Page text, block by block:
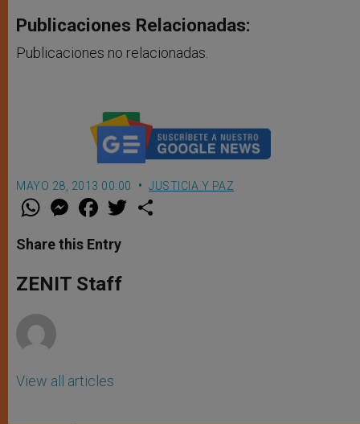
Publicaciones Relacionadas:
Publicaciones no relacionadas.
MAYO 28, 2013 00:00 JUSTICIA Y PAZ
W
t
s
p
p
M
e
s
e
g
e
F
a
e
b
o
k
w
Share this Entry
ZENIT Staff
View all articles